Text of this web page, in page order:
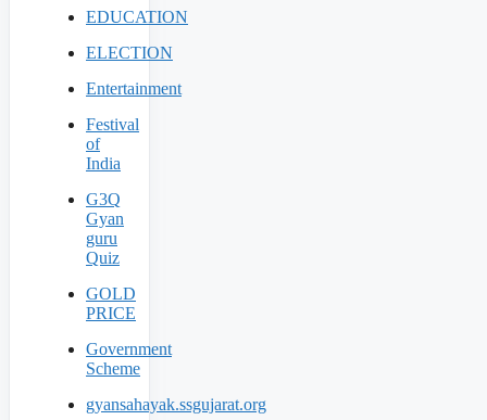
EDUCATION
ELECTION
Entertainment
Festival
of
India
G3Q
Gyan
guru
Quiz
GOLD
PRICE
Government
Scheme
gyansahayak.ssgujarat.org